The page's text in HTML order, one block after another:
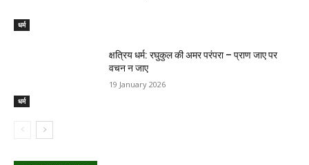
धर्म
धर्म
क्षत्रिय धर्म: रघुकुल की अमर परंपरा – प्राण जाए पर
वचन न जाए
19 January 2026